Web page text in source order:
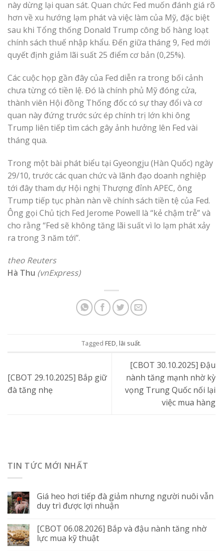
này dừng lại quan sát. Quan chức Fed muốn đánh giá rõ
hơn về xu hướng lạm phát và việc làm của Mỹ, đặc biệt
sau khi Tổng thống Donald Trump công bố hàng loạt
chính sách thuế nhập khẩu. Đến giữa tháng 9, Fed mới
quyết định giảm lãi suất 25 điểm cơ bản (0,25%).
Các cuộc họp gần đây của Fed diễn ra trong bối cảnh
chưa từng có tiền lệ. Đó là chính phủ Mỹ đóng cửa,
thành viên Hội đồng Thống đốc có sự thay đổi và cơ
quan này đứng trước sức ép chính trị lớn khi ông
Trump liên tiếp tìm cách gây ảnh hưởng lên Fed vài
tháng qua.
Trong một bài phát biểu tại Gyeongju (Hàn Quốc) ngày
29/10, trước các quan chức và lãnh đạo doanh nghiệp
tới đây tham dự Hội nghị Thượng đỉnh APEC, ông
Trump tiếp tục phàn nàn về chính sách tiền tệ của Fed.
Ông gọi Chủ tịch Fed Jerome Powell là “kẻ chậm trễ” và
cho rằng “Fed sẽ không tăng lãi suất vì lo lạm phát xảy
ra trong 3 năm tới”.
theo Reuters
Hà Thu (vnExpress)
Tagged FED, lãi suất.
[CBOT 29.10.2025] Bắp giữ
đà tăng nhẹ
[CBOT 30.10.2025] Đậu
nành tăng mạnh nhờ kỳ
vọng Trung Quốc nối lại
việc mua hàng
TIN TỨC MỚI NHẤT
Giá heo hơi tiếp đà giảm nhưng người nuôi vẫn
duy trì được lợi nhuận
[CBOT 06.08.2026] Bắp và đậu nành tăng nhờ
lực mua kỹ thuật